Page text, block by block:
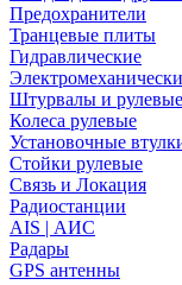
Предохранители
Транцевые плиты
Гидравлические
Штурвалы и рулевые
Колеса рулевые
Установочные
Стойки рулевые
Связь и Локация
Радиостанции
AIS | АИС
Радары
GPS антенны